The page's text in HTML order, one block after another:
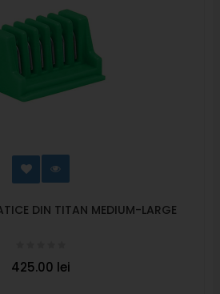
DIN TITAN MEDIUM-LARGE
425.00 lei